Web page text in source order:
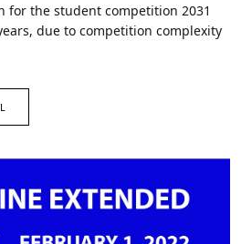
for the student competition 2031
due to competition complexity